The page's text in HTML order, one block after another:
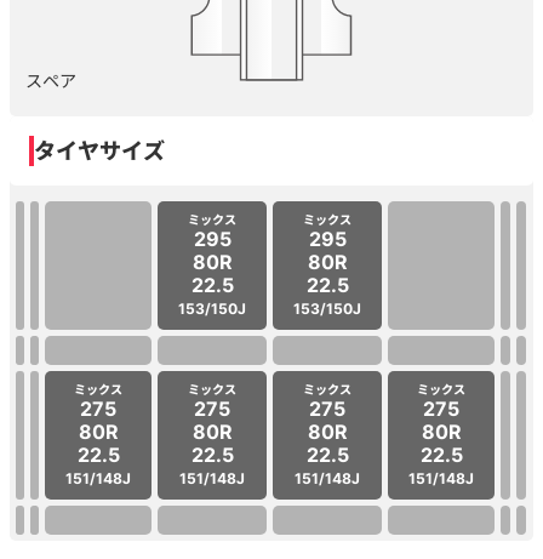
スペア
タイヤサイズ
ミックス
295
80R
22.5
153/150J
ミックス
295
80R
22.5
153/150J
ミックス
275
80R
22.5
151/148J
ミックス
275
80R
22.5
151/148J
ミックス
275
80R
22.5
151/148J
ミックス
275
80R
22.5
151/148J